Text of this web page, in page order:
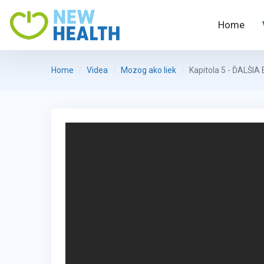
Home
Home Videa Mozog ako liek Kapitola 5 - ĎALŠIA